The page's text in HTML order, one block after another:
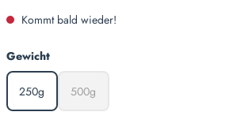
Kommt bald wieder!
Gewichtauswählen
250g
(Diese Option ist zurzeit nicht verfügbar.)
500g
(Diese Option ist zurzeit nicht verfügbar.)